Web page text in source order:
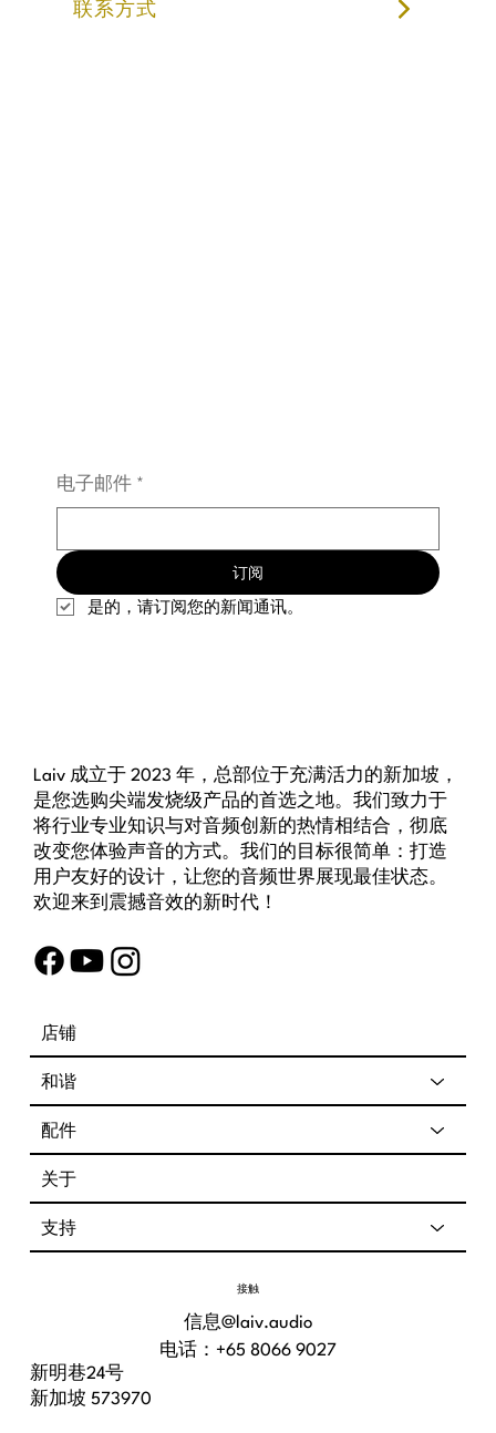
联系方式
电子邮件 *
订阅
是的，请订阅您的新闻通讯。
Laiv 成立于 2023 年，总部位于充满活力的新加坡，
是您选购尖端发烧级产品的首选之地。我们致力于
将行业专业知识与对音频创新的热情相结合，彻底
改变您体验声音的方式。我们的目标很简单：打造
用户友好的设计，让您的音频世界展现最佳状态。
欢迎来到震撼音效的新时代！
接触
信息@laiv.audio
电话：+65 8066 9027
新明巷24号
新加坡 573970
店铺
和谐
配件
关于
支持